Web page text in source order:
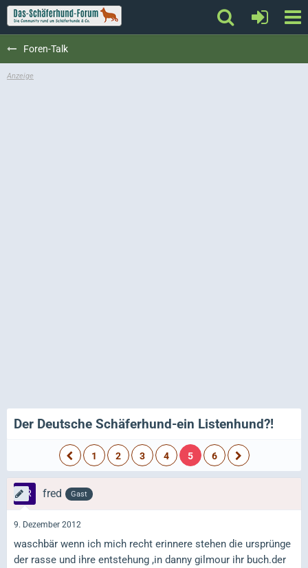
Foren-Talk
Der Deutsche Schäferhund-ein Listenhund?!
1 2 3 4 5 6
fred Gast
9. Dezember 2012
waschbär wenn ich mich recht erinnere stehen die ursprünge
der rasse und ihre entstehung ,in danny gilmour ihr buch.der